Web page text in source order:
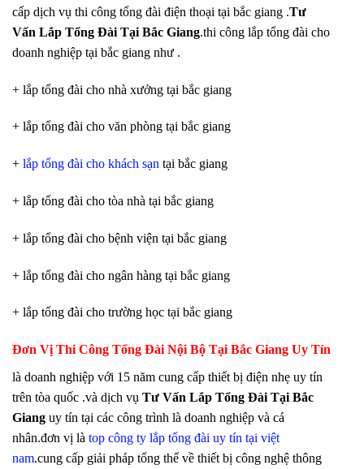
cấp dịch vụ thi công tổng đài điện thoại tại bắc giang .Tư
Vấn Lắp Tổng Đài Tại Bắc Giang.thi công lắp tổng đài cho
doanh nghiệp tại bắc giang như .
+ lắp tổng đài cho nhà xưởng tại bắc giang
+ lắp tổng đài cho văn phòng tại bắc giang
+ lắp tổng đài cho khách sạn tại bắc giang
+ lắp tổng đài cho tòa nhà tại bắc giang
+ lắp tổng đài cho bệnh viện tại bắc giang
+ lắp tổng đài cho ngân hàng tại bắc giang
+ lắp tổng đài cho trường học tại bắc giang
Đơn Vị Thi Công Tổng Đài Nội Bộ Tại Bắc Giang Uy Tín
là doanh nghiệp với 15 năm cung cấp thiết bị điện nhẹ uy tín
trên tòa quốc .và dịch vụ Tư Vấn Lắp Tổng Đài Tại Bắc
Giang uy tín tại các công trình là doanh nghiệp và cá
nhân.đơn vị là top công ty lắp tổng đài uy tín tại việt
nam.cung cấp giải pháp tổng thể về thiết bị công nghệ thông